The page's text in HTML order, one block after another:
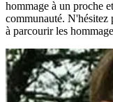
Par ville
Maisons funéraires
Éternea
Blog
hommage à un proche
communauté. N'hésitez
à parcourir les